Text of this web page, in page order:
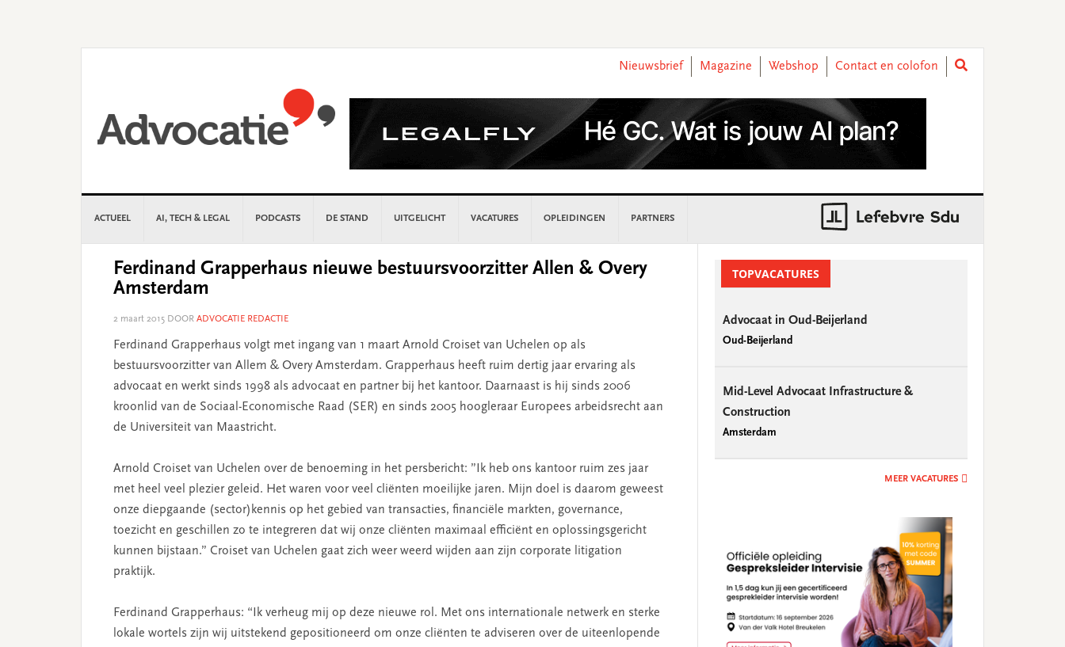
Nieuwsbrief
Magazine Webshop Contact en colofon
ACTUEEL AI, TECH & LEGAL PODCASTS DE STAND UITGELICHT VACATURES OPLEIDINGEN PARTNERS
Ferdinand Grapperhaus nieuwe bestuursvoorzitter Allen & Overy
Amsterdam
2 maart 2015 DOOR ADVOCATIE REDACTIE
Ferdinand Grapperhaus volgt met ingang van 1 maart Arnold Croiset van Uchelen op als
bestuursvoorzitter van Allem & Overy Amsterdam. Grapperhaus heeft ruim dertig jaar ervaring als
advocaat en werkt sinds 1998 als advocaat en partner bij het kantoor. Daarnaast is hij sinds 2006
kroonlid van de Sociaal-Economische Raad (SER) en sinds 2005 hoogleraar Europees arbeidsrecht aan
de Universiteit van Maastricht.
Arnold Croiset van Uchelen over de benoeming in het persbericht: ”Ik heb ons kantoor ruim zes jaar
met heel veel plezier geleid. Het waren voor veel cliënten moeilijke jaren. Mijn doel is daarom geweest
onze diepgaande (sector)kennis op het gebied van transacties, financiële markten, governance,
toezicht en geschillen zo te integreren dat wij onze cliënten maximaal efficiënt en oplossingsgericht
kunnen bijstaan.” Croiset van Uchelen gaat zich weer weerd wijden aan zijn corporate litigation
praktijk.
Ferdinand Grapperhaus: “Ik verheug mij op deze nieuwe rol. Met ons internationale netwerk en sterke
lokale wortels zijn wij uitstekend gepositioneerd om onze cliënten te adviseren over de uiteenlopende
SidebarTOPVACATURES
Advocaat in Oud-Beijerland
Oud-Beijerland
Mid-Level Advocaat Infrastructure &
Construction
Amsterdam
MEER VACATURES